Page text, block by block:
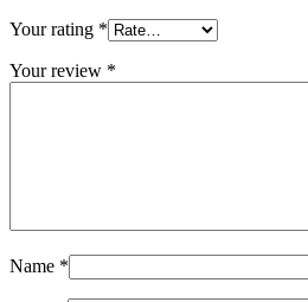
Your rating *
Your review *
Name *